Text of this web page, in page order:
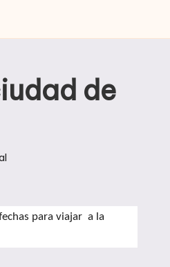
de
para viajar a la